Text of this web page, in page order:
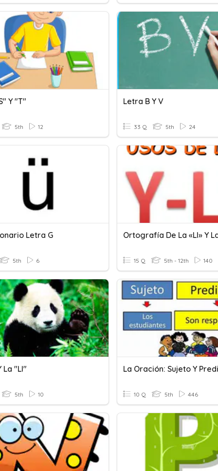
Y "T"
5th 12
Letra B Y V
33 Q 5th 24
Letra G
5th 6 15 Q 5th - 12th 140
La "ll"
5th 10
La Oración: Sujeto Y
10 Q 5th 446